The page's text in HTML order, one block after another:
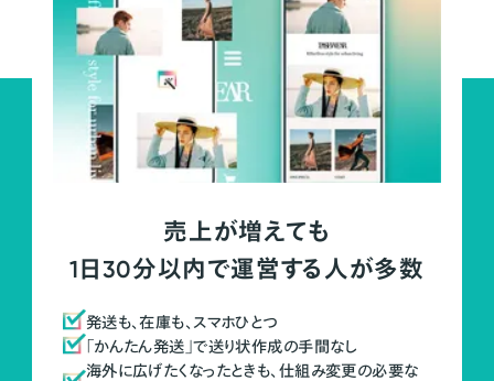
売上が増えても
1日30分以内で運営する人が多数
発送も、在庫も、スマホひとつ
「かんたん発送」で送り状作成の手間なし
海外に広げたくなったときも、仕組み変更の必要な